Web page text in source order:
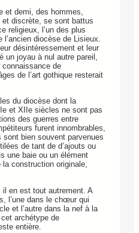
et demi, des hommes,
discrète, se sont battus
religieux, l’un des plus
diocèse de Lisieux.
désintéressement et leur
un joyau à nul autre pareil,
de
de l’art gothique resterait
du diocèse dont la
et XIIe siècles ne sont pas
des guerres entre
furent innombrables,
bien souvent parvenues
de tant de d’ajouts ou
une baie ou un élément
la construction originale,
en est tout autrement. A
l’une dans le chœur qui
et l’autre dans la nef à la
archétype de
entière.